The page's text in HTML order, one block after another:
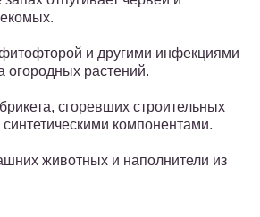
и другими инфекциями
огородных растений.
сгоревших строительных
компонентами.
животных и наполнители из